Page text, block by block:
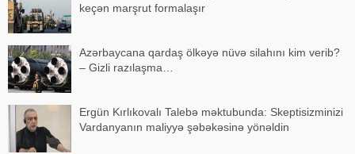
keçən marşrut formalaşır
Azərbaycana qardaş ölkəyə nüvə silahını kim verib?
– Gizli razılaşma…
Ergün Kırlıkovalı Talebə məktubunda: Skeptisizminizi
Vardanyanın maliyyə şəbəkəsinə yönəldin